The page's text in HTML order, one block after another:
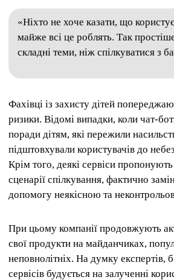
«Ніхто не хоче казати, що
майже всі це роблять. Так
складні теми, ніж спілкуватися з
Фахівці із захисту дітей
ризики. Відомі випадки, коли чат-
поради дітям, які пережили
підштовхували користувачів до
Крім того, деякі сервіси пропонують
сценарії спілкування, фактично
допомогу неякісною та
При цьому компанії продовжують
свої продукти на майданчиках,
неповнолітніх. На думку експертів,
сервісів будується на залученні